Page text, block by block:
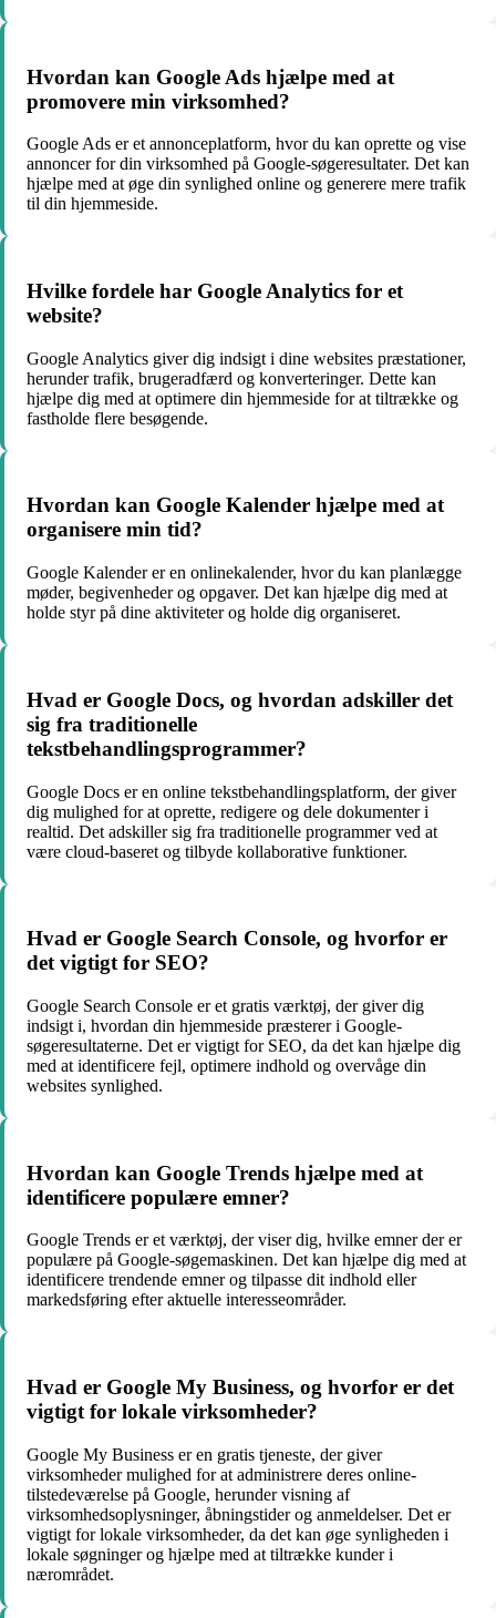
Hvordan kan Google Ads hjælpe med at
promovere min virksomhed?
Google Ads er et annonceplatform, hvor du kan oprette og vise
annoncer for din virksomhed på Google-søgeresultater. Det kan
hjælpe med at øge din synlighed online og generere mere trafik
til din hjemmeside.
Hvilke fordele har Google Analytics for et
website?
Google Analytics giver dig indsigt i dine websites præstationer,
herunder trafik, brugeradfærd og konverteringer. Dette kan
hjælpe dig med at optimere din hjemmeside for at tiltrække og
fastholde flere besøgende.
Hvordan kan Google Kalender hjælpe med at
organisere min tid?
Google Kalender er en onlinekalender, hvor du kan planlægge
møder, begivenheder og opgaver. Det kan hjælpe dig med at
holde styr på dine aktiviteter og holde dig organiseret.
Hvad er Google Docs, og hvordan adskiller det
sig fra traditionelle
tekstbehandlingsprogrammer?
Google Docs er en online tekstbehandlingsplatform, der giver
dig mulighed for at oprette, redigere og dele dokumenter i
realtid. Det adskiller sig fra traditionelle programmer ved at
være cloud-baseret og tilbyde kollaborative funktioner.
Hvad er Google Search Console, og hvorfor er
det vigtigt for SEO?
Google Search Console er et gratis værktøj, der giver dig
indsigt i, hvordan din hjemmeside præsterer i Google-
søgeresultaterne. Det er vigtigt for SEO, da det kan hjælpe dig
med at identificere fejl, optimere indhold og overvåge din
websites synlighed.
Hvordan kan Google Trends hjælpe med at
identificere populære emner?
Google Trends er et værktøj, der viser dig, hvilke emner der er
populære på Google-søgemaskinen. Det kan hjælpe dig med at
identificere trendende emner og tilpasse dit indhold eller
markedsføring efter aktuelle interesseområder.
Hvad er Google My Business, og hvorfor er det
vigtigt for lokale virksomheder?
Google My Business er en gratis tjeneste, der giver
virksomheder mulighed for at administrere deres online-
tilstedeværelse på Google, herunder visning af
virksomhedsoplysninger, åbningstider og anmeldelser. Det er
vigtigt for lokale virksomheder, da det kan øge synligheden i
lokale søgninger og hjælpe med at tiltrække kunder i
nærområdet.